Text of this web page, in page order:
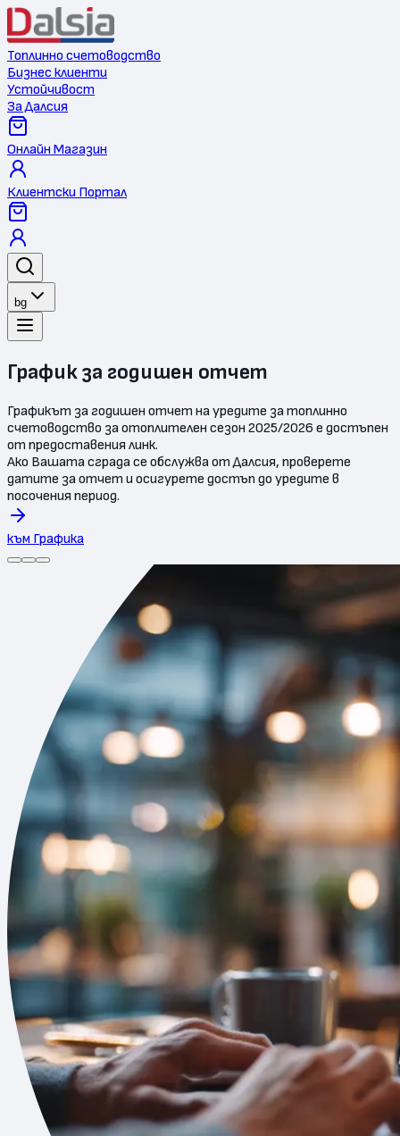
Топлинно счетоводство
Бизнес клиенти
Устойчивост
За Далсия
Онлайн Магазин
Клиентски Портал
bg
График за годишен отчет
Графикът за годишен отчет на уредите за топлинно
счетоводство за отоплителен сезон 2025/2026 е достъпен
от предоставения линк.
Ако Вашата сграда се обслужва от Далсия, проверете
датите за отчет и осигурете достъп до уредите в
посочения период.
към Графика